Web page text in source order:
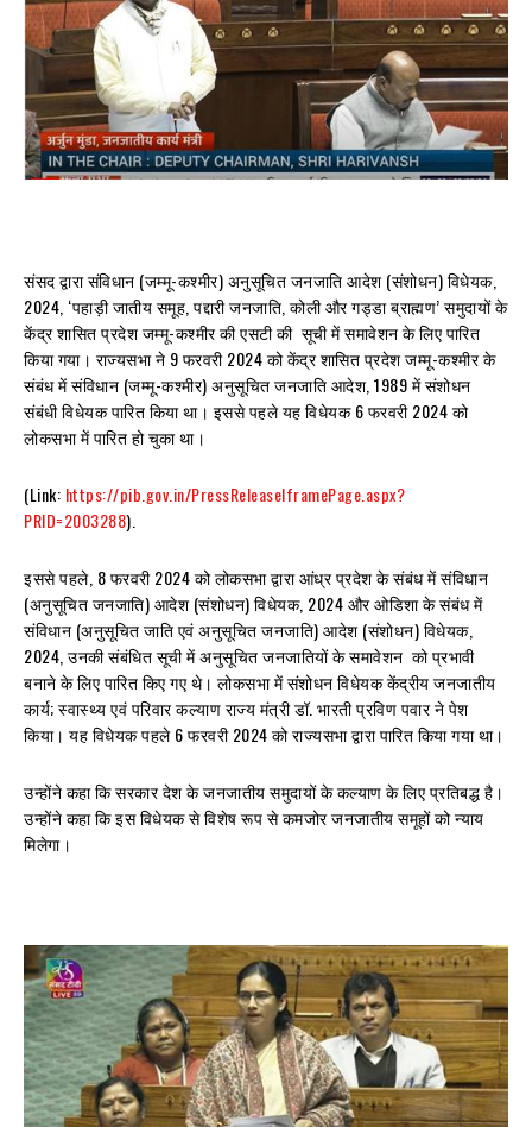
संसद द्वारा संविधान (जम्मू-कश्मीर) अनुसूचित जनजाति आदेश (संशोधन) विधेयक,
2024, ‘पहाड़ी जातीय समूह, पद्दारी जनजाति, कोली और गड्डा ब्राह्मण’ समुदायों के
केंद्र शासित प्रदेश जम्मू-कश्मीर की एसटी की सूची में समावेशन के लिए पारित
किया गया। राज्यसभा ने 9 फरवरी 2024 को केंद्र शासित प्रदेश जम्मू-कश्मीर के
संबंध में संविधान (जम्मू-कश्मीर) अनुसूचित जनजाति आदेश, 1989 में संशोधन
संबंधी विधेयक पारित किया था। इससे पहले यह विधेयक 6 फरवरी 2024 को
लोकसभा में पारित हो चुका था।
(Link: https://pib.gov.in/PressReleaseIframePage.aspx?
PRID=2003288).
इससे पहले, 8 फरवरी 2024 को लोकसभा द्वारा आंध्र प्रदेश के संबंध में संविधान
(अनुसूचित जनजाति) आदेश (संशोधन) विधेयक, 2024 और ओडिशा के संबंध में
संविधान (अनुसूचित जाति एवं अनुसूचित जनजाति) आदेश (संशोधन) विधेयक,
2024, उनकी संबंधित सूची में अनुसूचित जनजातियों के समावेशन को प्रभावी
बनाने के लिए पारित किए गए थे। लोकसभा में संशोधन विधेयक केंद्रीय जनजातीय
कार्य; स्वास्थ्य एवं परिवार कल्याण राज्य मंत्री डॉ. भारती प्रविण पवार ने पेश
किया। यह विधेयक पहले 6 फरवरी 2024 को राज्यसभा द्वारा पारित किया गया था।
उन्होंने कहा कि सरकार देश के जनजातीय समुदायों के कल्याण के लिए प्रतिबद्ध है।
उन्होंने कहा कि इस विधेयक से विशेष रूप से कमजोर जनजातीय समूहों को न्याय
मिलेगा।